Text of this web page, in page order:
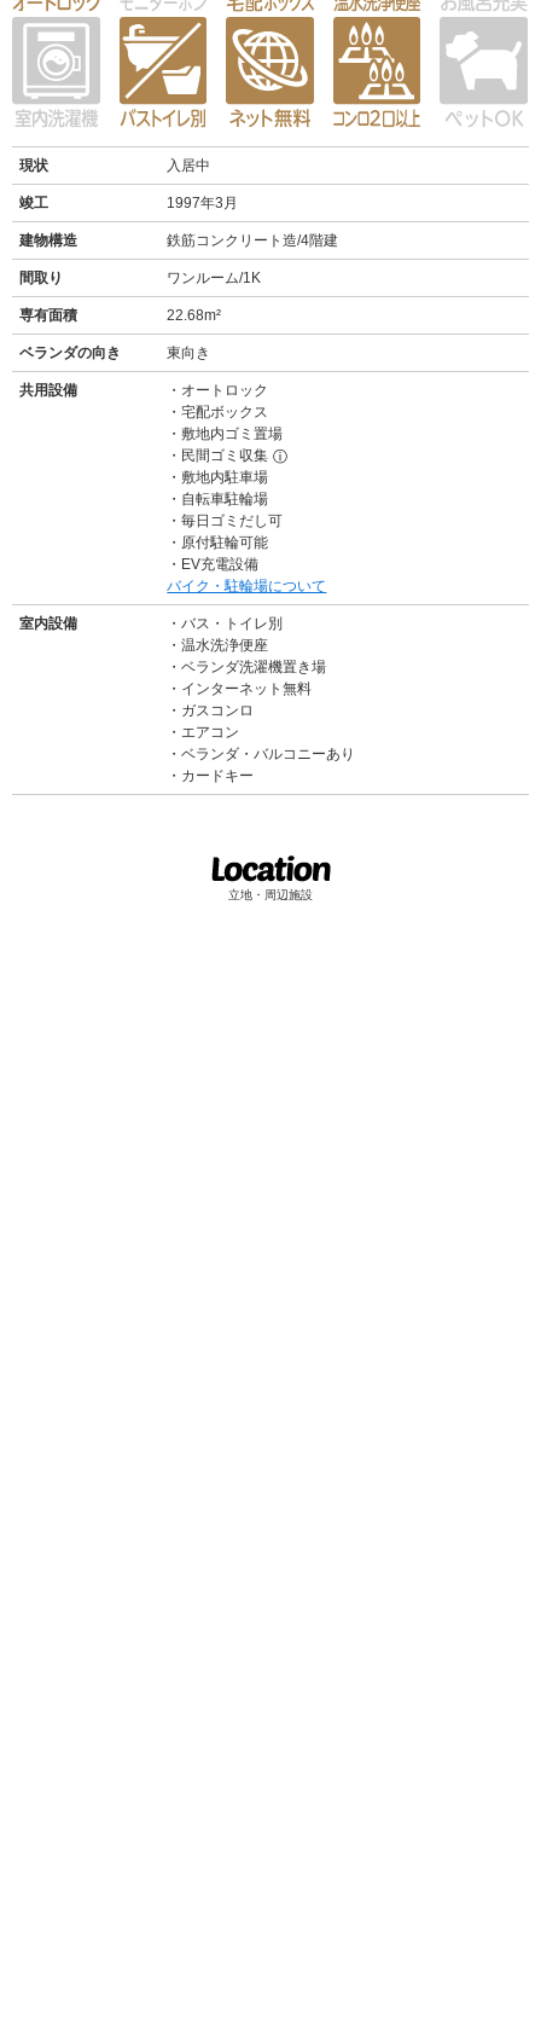
現状 入居中
竣工 1997年3月
建物構造 鉄筋コンクリート造/4階建
間取り ワンルーム/1K
専有面積 22.68m²
ベランダの向き 東向き
共用設備
オートロック
宅配ボックス
敷地内ゴミ置場
民間ゴミ収集 ⓘ
敷地内駐車場
自転車駐輪場
毎日ゴミだし可
原付駐輪可能
EV充電設備
バイク・駐輪場について
室内設備
バス・トイレ別
温水洗浄便座
ベランダ洗濯機置き場
インターネット無料
ガスコンロ
エアコン
ベランダ・バルコニーあり
カードキー
立地・周辺施設